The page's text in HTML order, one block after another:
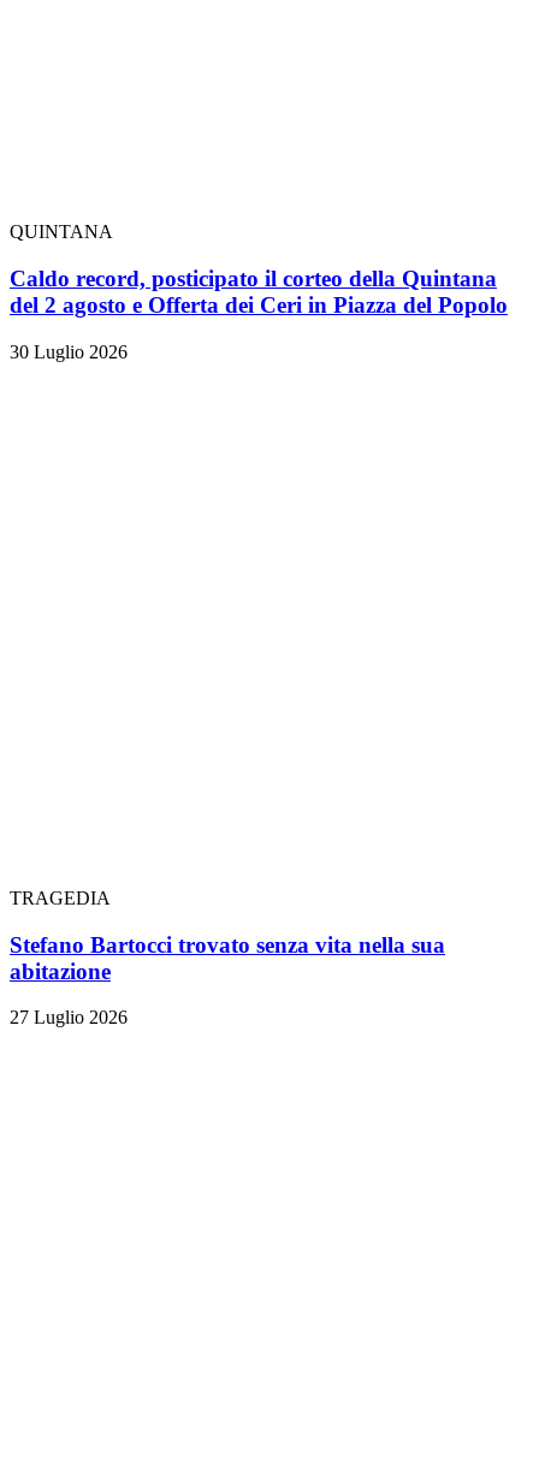
QUINTANA
Caldo record, posticipato il corteo della Quintana
del 2 agosto e Offerta dei Ceri in Piazza del Popolo
30 Luglio 2026
TRAGEDIA
Stefano Bartocci trovato senza vita nella sua
abitazione
27 Luglio 2026